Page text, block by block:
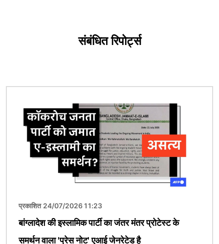
संबंधित रिपोर्ट्स
प्रकाशित 24/07/2026 11:23
बांग्लादेश की इस्लामिक पार्टी का जंतर मंतर प्रोटेस्ट के
समर्थन वाला 'प्रेस नोट' एआई जेनरेटेड है